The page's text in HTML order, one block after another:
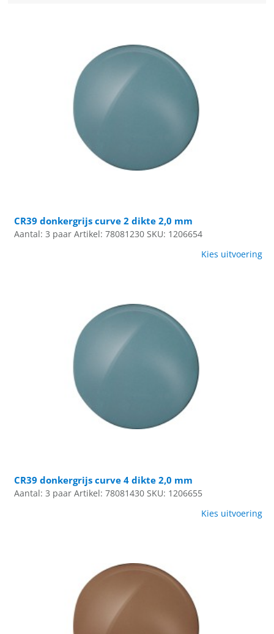
CR39 donkergrijs curve 2 dikte 2,0 mm
Aantal: 3 paar Artikel: 78081230 SKU: 1206654
Kies uitvoering
CR39 donkergrijs curve 4 dikte 2,0 mm
Aantal: 3 paar Artikel: 78081430 SKU: 1206655
Kies uitvoering